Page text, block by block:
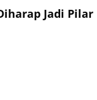
Jadi Pilar